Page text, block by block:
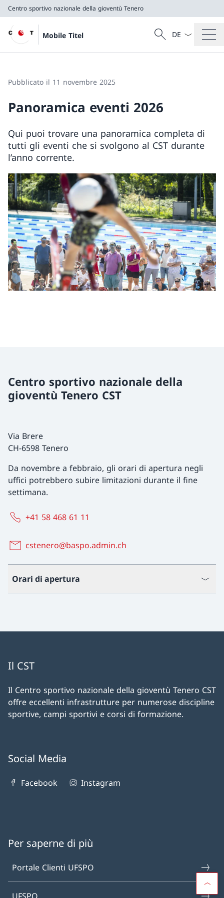
Centro sportivo nazionale della gioventù Tenero
Mobile Titel
Cercare
Ricerca
Dal menu a
Pubblicato il 11 novembre 2025
Panoramica eventi 2026
Qui puoi trovare una panoramica completa di
tutti gli eventi che si svolgono al CST durante
l’anno corrente.
Centro sportivo nazionale della
gioventù Tenero CST
Via Brere
CH-6598 Tenero
Da novembre a febbraio, gli orari di apertura negli
uffici potrebbero subire limitazioni durante il fine
settimana.
+41 58 468 61 11
cstenero@baspo.admin.ch
Orari di apertura
Il CST
Il Centro sportivo nazionale della gioventù Tenero CST
offre eccellenti infrastrutture per numerose discipline
sportive, campi sportivi e corsi di formazione.
Social Media
Facebook Instagram
Per saperne di più
Portale Clienti UFSPO